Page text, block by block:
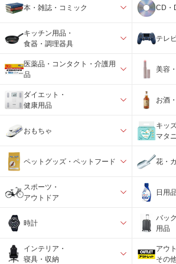
本・雑誌・コミック CD・
キッチン用品・
食器・調理器具
テレ
医薬品・コンタクト・介護用
品
美容
ダイエット・
健康用品
お酒
おもちゃ
キッ
マタ
ペットグッズ・ペットフード 花・
スポーツ・
アウトドア
日用
時計
バッ
用品
インテリア・
寝具・収納
アウ
その